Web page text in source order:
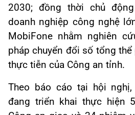
2030; đồng thời chủ
doanh nghiệp công nghệ
MobiFone nhằm nghiên
pháp chuyển đổi số tổng thể
thực tiễn của Công an tỉnh.
Theo báo cáo tại hội
đang triển khai thực hiện